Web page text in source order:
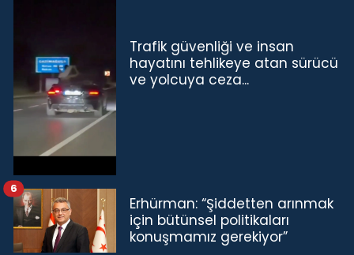
Trafik güvenliği ve insan
hayatını tehlikeye atan sürücü
ve yolcuya ceza...
Erhürman: “Şiddetten arınmak
için bütünsel politikaları
konuşmamız gerekiyor”
6